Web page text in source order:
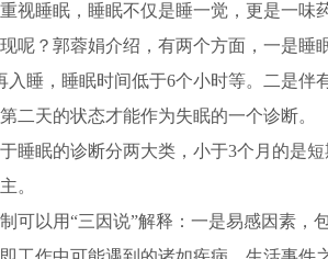
睡眠，睡眠不仅是睡一觉，更是一味
？郭蓉娟介绍，有两个方面，一是睡
入睡，睡眠时间低于6个小时等。二是
二天的状态才能作为失眠的一个诊断。
眠的诊断分两大类，小于3个月的是短
。
以用“三因说”解释：一是易感因素，